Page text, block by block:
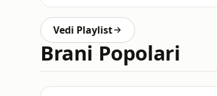
Vedi Playlist
Brani Popolari